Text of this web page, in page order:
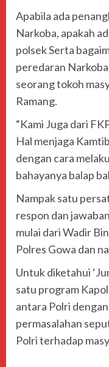
Apabila ada
Narkoba, apakah
polsek Serta
peredaran Narkoba
seorang tokoh
Ramang.
“Kami Juga dari
Hal menjaga
dengan cara
bahayanya balap
Nampak satu
respon dan
mulai dari Wadir
Polres Gowa dan
Untuk diketahui
satu program
antara Polri
permasalahan
Polri terhadap